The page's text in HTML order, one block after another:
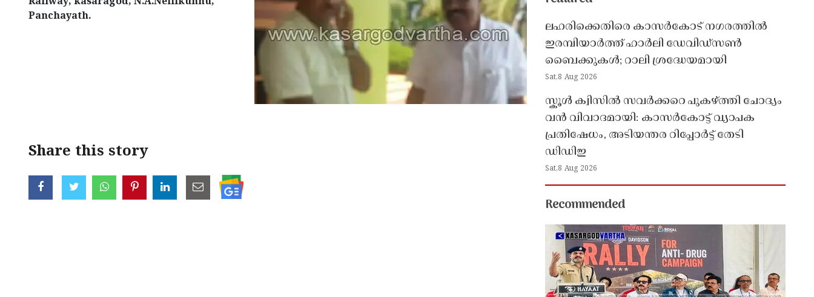
Panchayath.
Share this story
ലഹരിക്കെതിരെ കാസർകോട് നഗരത്തിൽ
ഇരമ്പിയാർത്ത് ഹാർലി ഡേവിഡ്‌സൺ
ബൈക്കുകൾ; റാലി ശ്രദ്ധേയമായി
Sat,8 Aug 2026
സ്കൂൾ ക്വിസിൽ സവർക്കറെ പുകഴ്ത്തി ചോദ്യം
വൻ വിവാദമായി: കാസർകോട്ട് വ്യാപക
പ്രതിഷേധം, അടിയന്തര റിപ്പോർട്ട് തേടി
ഡിഡിഇ
Sat,8 Aug 2026
Recommended